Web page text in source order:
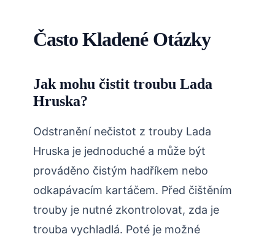
Často Kladené Otázky
Jak mohu čistit troubu Lada
Hruska?
Odstranění nečistot z trouby Lada
Hruska je jednoduché a může být
prováděno čistým hadříkem nebo
odkapávacím kartáčem. Před čištěním
trouby je nutné zkontrolovat, zda je
trouba vychladlá. Poté je možné